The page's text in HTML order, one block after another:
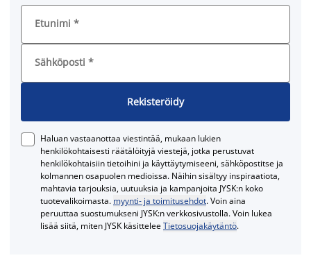
Etunimi *
Sähköposti *
Rekisteröidy
Haluan vastaanottaa viestintää, mukaan lukien
henkilökohtaisesti räätälöityjä viestejä, jotka perustuvat
henkilökohtaisiin tietoihini ja käyttäytymiseeni, sähköpostitse ja
kolmannen osapuolen medioissa. Näihin sisältyy inspiraatiota,
mahtavia tarjouksia, uutuuksia ja kampanjoita JYSK:n koko
tuotevalikoimasta. myynti- ja toimitusehdot. Voin aina
peruuttaa suostumukseni JYSK:n verkkosivustolla. Voin lukea
lisää siitä, miten JYSK käsitteleeTietosuojakäytäntö.